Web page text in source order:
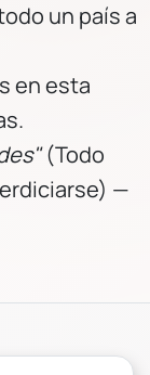
un país a
en esta
(Todo
—